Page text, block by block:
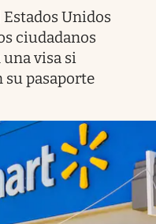
Unidos
ciudadanos
visa si
pasaporte